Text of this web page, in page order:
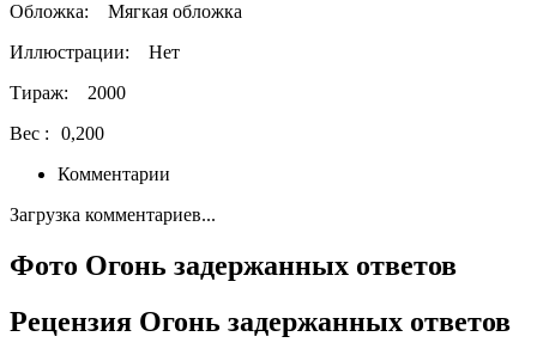
Обложка: Мягкая обложка
Иллюстрации: Нет
Тираж: 2000
Вес :
0,200
Комментарии
Загрузка комментариев...
Фото Огонь задержанных ответов
Рецензия Огонь задержанных ответов